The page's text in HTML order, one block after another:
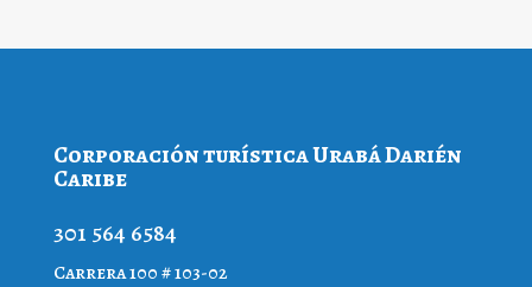
Corporación turística Urabá Darién
Caribe
301 564 6584
Carrera 100 # 103-02